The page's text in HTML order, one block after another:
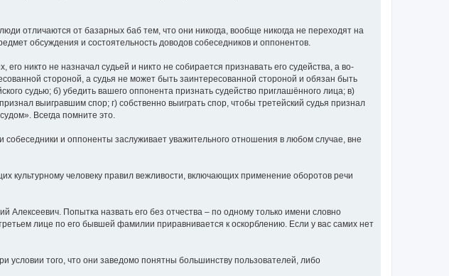
отличаются от базарных баб тем, что они никогда, вообще никогда не переходят на
обсуждения и состоятельность доводов собеседников и оппонентов.
никто не назначал судьей и никто не собирается признавать его судейства, а во-
стороной, а судья не может быть заинтересованной стороной и обязан быть
судью; б) убедить вашего оппонента признать судейство приглашённого лица; в)
выигравшим спор; г) собственно выиграть спор, чтобы третейский судья признал
Всегда помните это.
и оппоненты заслуживает уважительного отношения в любом случае, вне
культурному человеку правил вежливости, включающих применение оборотов речи
Алексеевич. Попытка назвать его без отчества – по одному только имени словно
лице по его бывшей фамилии приравнивается к оскорблению. Если у вас самих нет
условии того, что они заведомо понятны большинству пользователей, либо